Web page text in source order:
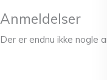
Anmeldelser
Der er endnu ikke nogle